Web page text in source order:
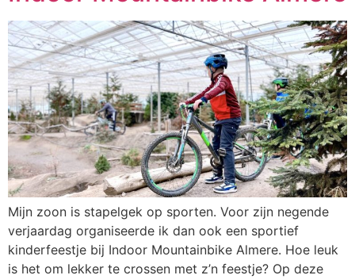
Mijn zoon is stapelgek op sporten. Voor zijn negende
verjaardag organiseerde ik dan ook een sportief
kinderfeestje bij Indoor Mountainbike Almere. Hoe leuk
is het om lekker te crossen met z’n feestje? Op deze